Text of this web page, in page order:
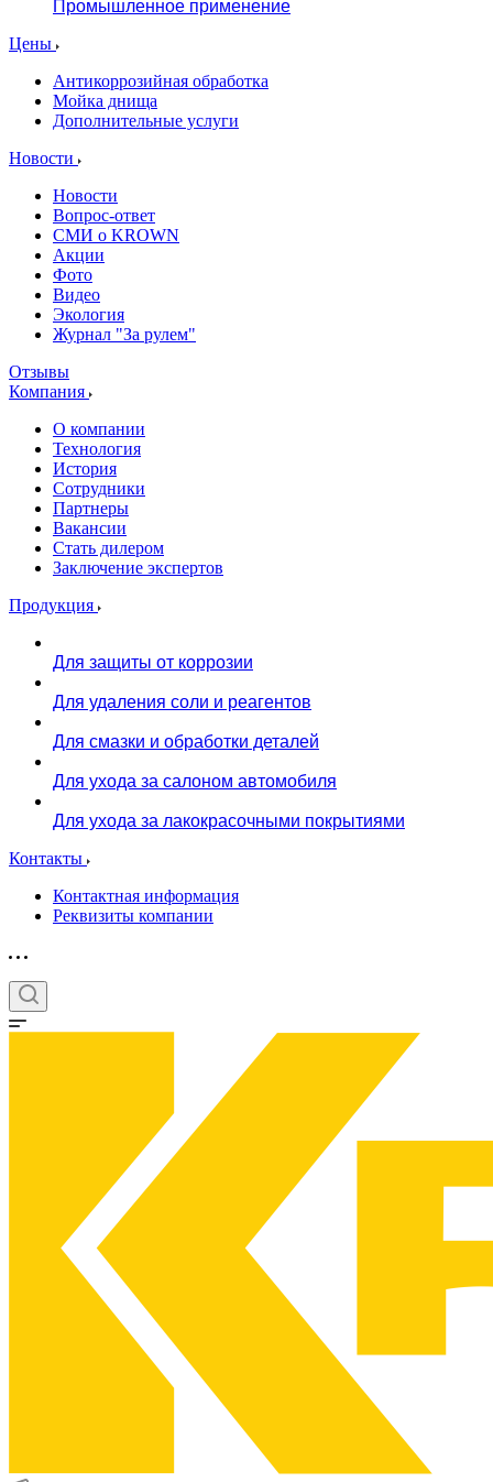
Промышленное применение
Цены
Антикоррозийная обработка
Мойка днища
Дополнительные услуги
Новости
Новости
Вопрос-ответ
СМИ о KROWN
Акции
Фото
Видео
Экология
Журнал "За рулем"
Отзывы
Компания
О компании
Технология
История
Сотрудники
Партнеры
Вакансии
Стать дилером
Заключение экспертов
Продукция
Для защиты от коррозии
Для удаления соли и реагентов
Для смазки и обработки деталей
Для ухода за салоном автомобиля
Для ухода за лакокрасочными покрытиями
Контакты
Контактная информация
Реквизиты компании